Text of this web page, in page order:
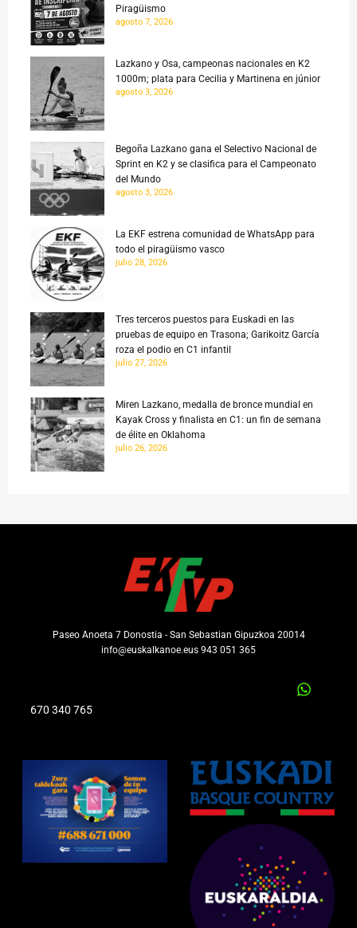
Piragüismo
agosto 7, 2026
Lazkano y Osa, campeonas nacionales en K2
1000m; plata para Cecilia y Martinena en júnior
agosto 3, 2026
Begoña Lazkano gana el Selectivo Nacional de
Sprint en K2 y se clasifica para el Campeonato
del Mundo
agosto 3, 2026
La EKF estrena comunidad de WhatsApp para
todo el piragüismo vasco
julio 28, 2026
Tres terceros puestos para Euskadi en las
pruebas de equipo en Trasona; Garikoitz García
roza el podio en C1 infantil
julio 27, 2026
Miren Lazkano, medalla de bronce mundial en
Kayak Cross y finalista en C1: un fin de semana
de élite en Oklahoma
julio 26, 2026
Paseo Anoeta 7 Donostia - San Sebastian Gipuzkoa 20014
info@euskalkanoe.eus 943 051 365
670 340 765